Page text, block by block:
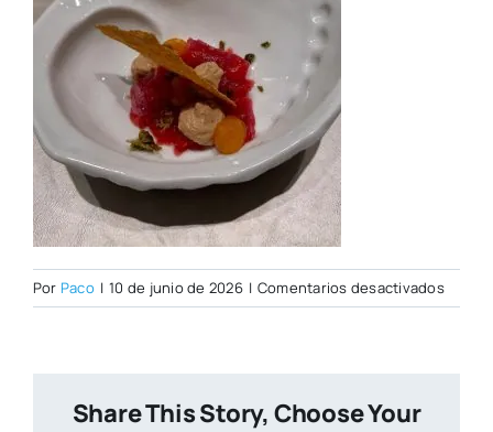
Por Paco | 10 de junio de 2026 | Comentarios desactivadosen
Share This Story, Choose Your